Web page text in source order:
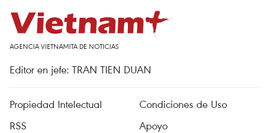
AGENCIA VIETNAMITA DE NOTICIAS
Editor en jefe: TRAN TIEN DUAN
Propiedad Intelectual
Condiciones de Uso
RSS
Apoyo